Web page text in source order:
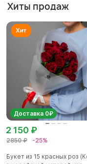
Хиты продаж
Доставка 0₽
2850 ₽ -25%
2 150 ₽
Букет из 15 красных роз